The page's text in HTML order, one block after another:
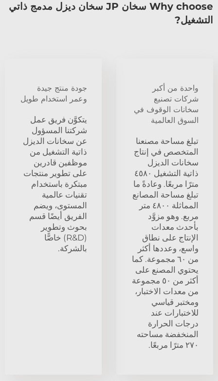
Why choose سخان JP سخان ديزل مدمج ذاتي
التشغيل?
واحدة من أكبر
شركات تصنيع
سخانات الوقوف في
السوق العالمية
تبلغ مساحة مصنعنا
المتخصص في إنتاج
سخانات الديزل
ذاتية التشغيل ٤٥٨٠
مترًا مربعًا. وعادةً ما
تبلغ مساحة المصانع
المماثلة ٤٨٠٠ متر
مربع. وهو مزوَّد
بأحدث معدات
الإنتاج على نطاق
واسع، وعددها أكثر
من ٦٠ مجموعة. كما
يحتوي المصنع على
أكثر من ٥٠ مجموعة
من معدات الاختبار،
ومختبر قياسي
للاختبارات عند
درجات الحرارة
المنخفضة مساحته
٢٧٠ مترًا مربعًا.
جودة منتج جيدة
وعمر استخدام طويل
يتكوَّن فريق عمل
شركتنا المسؤول
عن سخانات الديزل
ذاتية التشغيل من
موظفين قادرين
على تطوير منتجات
مبتكرة باستخدام
تقنيات عالمية
المستوى، ويضم
الفريق أيضًا قسم
بحوث وتطوير
(R&D) خاصًّا
بالشركة.